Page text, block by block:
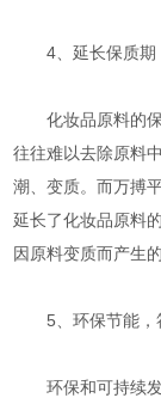
4、延长保质期
化妆品原料的保
往往难以去除原料
潮、变质。而万搏
延长了化妆品原料
因原料变质而产生的
5、环保节能，
环保和可持续发